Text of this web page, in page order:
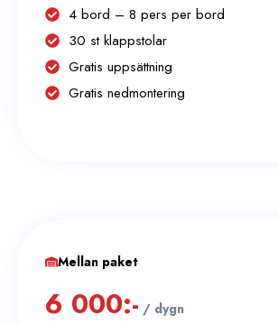
4 bord – 8 pers per bord
30 st klappstolar
Gratis uppsättning
Gratis nedmontering
Mellan paket
6 000:- / dygn